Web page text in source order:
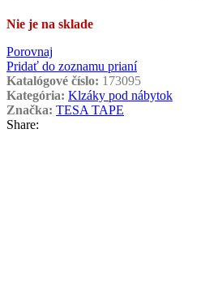
Nie je na sklade
Porovnaj
Pridať do zoznamu prianí
Katalógové číslo: 173095
Kategória: Klzáky pod nábytok
Značka: TESA TAPE
Share: